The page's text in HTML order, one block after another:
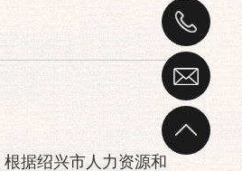
据绍兴市人力资源和